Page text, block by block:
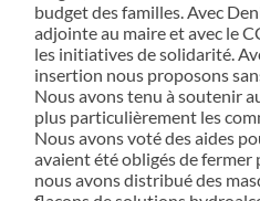
budget des familles. Avec
adjointe au maire et avec le
les initiatives de solidarité.
insertion nous proposons
Nous avons tenu à soutenir
plus particulièrement les
Nous avons voté des aides
avaient été obligés de fermer
nous avons distribué des